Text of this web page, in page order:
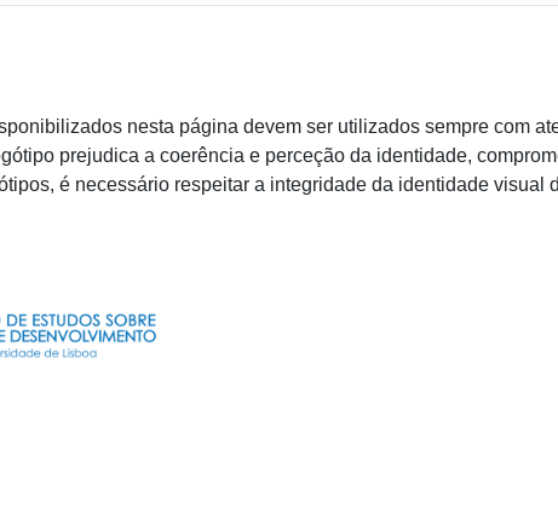
nesta página devem ser utilizados sempre com
prejudica a coerência e perceção da identidade,
é necessário respeitar a integridade da identidade visual